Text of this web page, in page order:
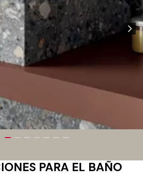
PARA EL BAÑO